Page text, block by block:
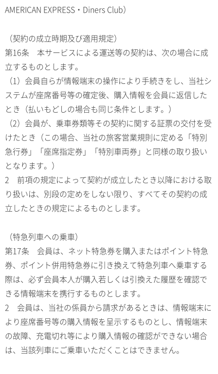
AMERICAN EXPRESS・Diners Club）
（契約の成立時期及び適用規定）
第16条 本サービスによる運送等の契約は、次の場合に成
立するものとします。
（1）会員自らが情報端末の操作により手続きをし、当社シ
ステムが座席番号等の確定後、購入情報を会員に返信した
とき（払いもどしの場合も同じ条件とします。）
（2）会員が、乗車券類等その契約に関する証票の交付を受
けたとき（この場合、当社の旅客営業規則に定める「特別
急行券」「座席指定券」「特別車両券」と同様の取り扱い
となります。）
2 前項の規定によって契約が成立したとき以降における取
り扱いは、別段の定めをしない限り、すべてその契約の成
立したときの規定によるものとします。
（特急列車への乗車）
第17条 会員は、ネット特急券を購入またはポイント特急
券、ポイント併用特急券に引き換えて特急列車へ乗車する
際は、必ず会員本人が購入若しくは引換えた履歴を確認で
きる情報端末を携行するものとします。
2 会員は、当社の係員から請求があるときは、情報端末に
より座席番号等の購入情報を呈示するものとし、情報端末
の故障、充電切れ等により購入情報の確認ができない場合
は、当該列車にご乗車いただくことはできません。